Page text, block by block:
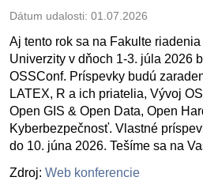
Dátum udalosti: 01.07.2026
Aj tento rok sa na Fakulte
Univerzity v dňoch 1-3. júla 2026
OSSConf. Príspevky budú
LATEX, R a ich priatelia, Vývoj
Open GIS & Open Data, Open
Kyberbezpečnosť. Vlastné
do 10. júna 2026. Tešíme sa na
Zdroj: Web konferencie